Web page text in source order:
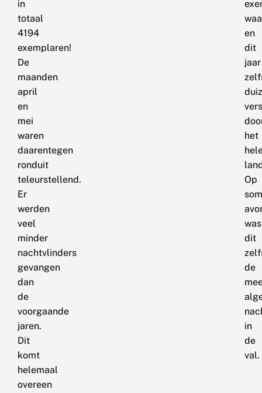
in
totaal
4194
exemplaren!
De
maanden
april
en
mei
waren
daarentegen
ronduit
teleurstellend.
Er
werden
veel
minder
nachtvlinders
gevangen
dan
de
voorgaande
jaren.
Dit
komt
helemaal
overeen
en
dit
jaar
het
Op
was
dit
de
in
de
val.